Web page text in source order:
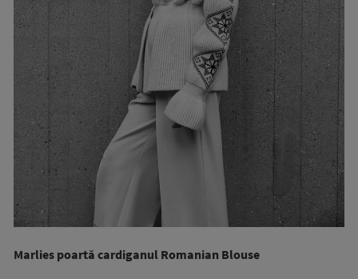
Marlies poartă cardiganul Romanian Blouse